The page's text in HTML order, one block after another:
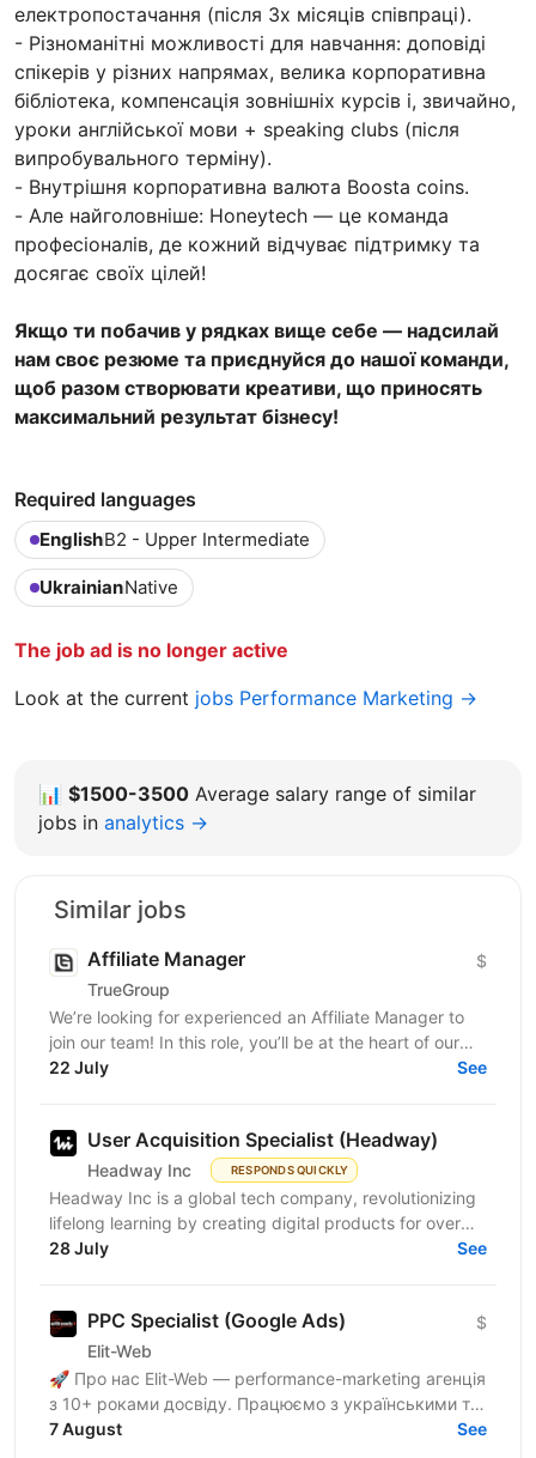
електропостачання (після 3х місяців співпраці).
- Різноманітні можливості для навчання: доповіді
спікерів у різних напрямах, велика корпоративна
бібліотека, компенсація зовнішніх курсів і, звичайно,
уроки англійської мови + speaking clubs (після
випробувального терміну).
- Внутрішня корпоративна валюта Boosta coins.
- Але найголовніше: Honeytech — це команда
професіоналів, де кожний відчуває підтримку та
досягає своїх цілей!
Якщо ти побачив у рядках вище себе — надсилай
нам своє резюме та приєднуйся до нашої команди,
щоб разом створювати креативи, що приносять
максимальний результат бізнесу!
Required languages
EnglishB2 - Upper Intermediate
UkrainianNative
The job ad is no longer active
Look at the current jobs Performance Marketing →
📊 $1500-3500 Average salary range of similar
jobs in analytics →
Similar jobs
Affiliate Manager
TrueGroup
$
We’re looking for experienced an Affiliate Manager to
join our team! In this role, you’ll be at the heart of our
partner program, building relationships and...
22 July See
User Acquisition Specialist (Headway)
Headway Inc RESPONDS QUICKLY
Headway Inc is a global tech company, revolutionizing
lifelong learning by creating digital products for over
170 million users worldwide. Our mission is to...
28 July See
PPC Specialist (Google Ads)
Elit-Web
$
🚀 Про нас Elit-Web — performance-marketing агенція
з 10+ роками досвіду. Працюємо з українськими та
міжнародними проєктами, масштабуємо бізнеси
7 August See